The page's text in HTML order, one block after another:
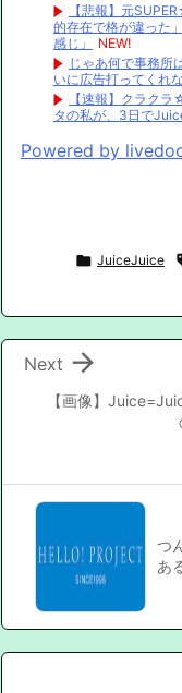
【悲報】元
的存在で格が違った
感じ」
NEW!
じゃあ何で事務所
いに広告打ってくれ
【速報】クラク
タの私が、3日で
Powered by
 JuiceJuice
【画像】

Next
つ
あ